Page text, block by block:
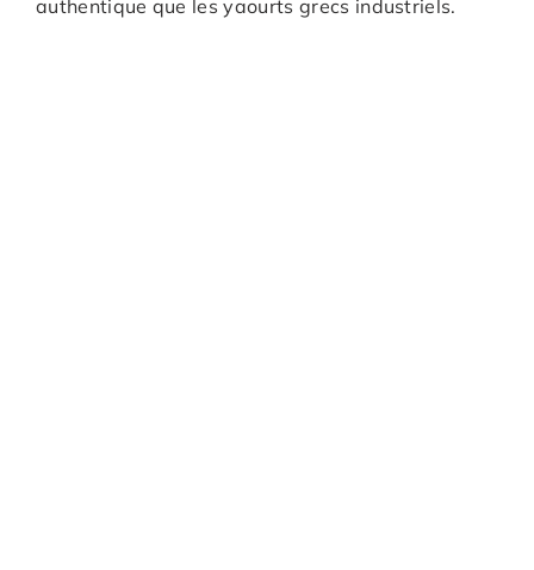
authentique que les yaourts grecs industriels.